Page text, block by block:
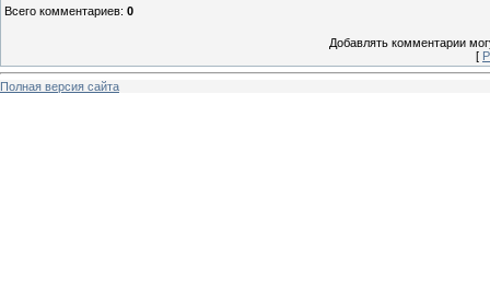
Всего комментариев: 0
Добавлять комментарии
[
Полная версия сайта